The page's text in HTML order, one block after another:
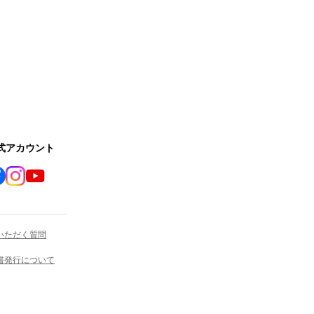
アカウント
ただく質問
発行について